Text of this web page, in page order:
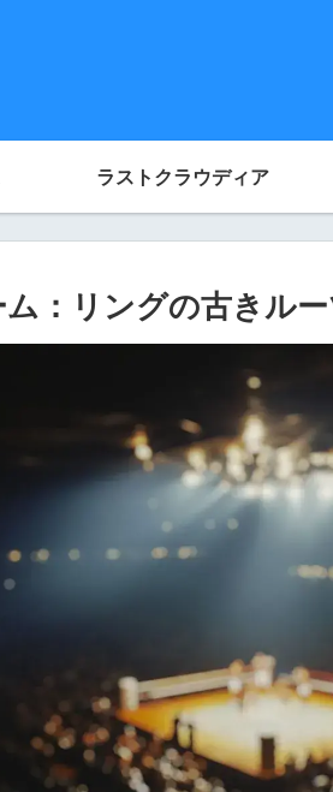
ラストクラウディア
：リングの古きル